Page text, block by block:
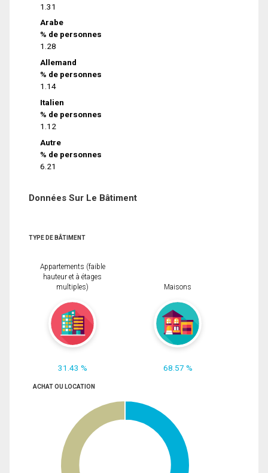
1.31
Arabe
% de personnes
1.28
Allemand
% de personnes
1.14
Italien
% de personnes
1.12
Autre
% de personnes
6.21
Données Sur Le Bâtiment
TYPE DE BÂTIMENT
Appartements (faible
hauteur et à étages
multiples)
31.43 %
Maisons
68.57 %
ACHAT OU LOCATION